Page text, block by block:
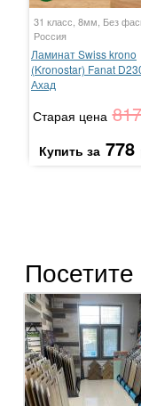
31 класс, 8мм, Без
Россия
Ламинат Swiss krono
(Kronostar) Fanat
Ахад
Старая цена 817
Купить за 778